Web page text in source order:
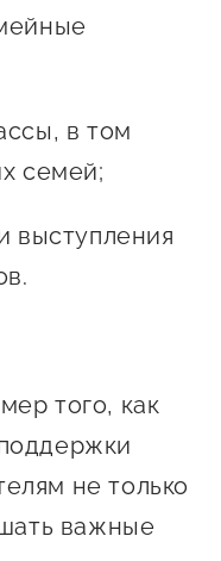
в том
семей;
выступления
того, как
не только
важные